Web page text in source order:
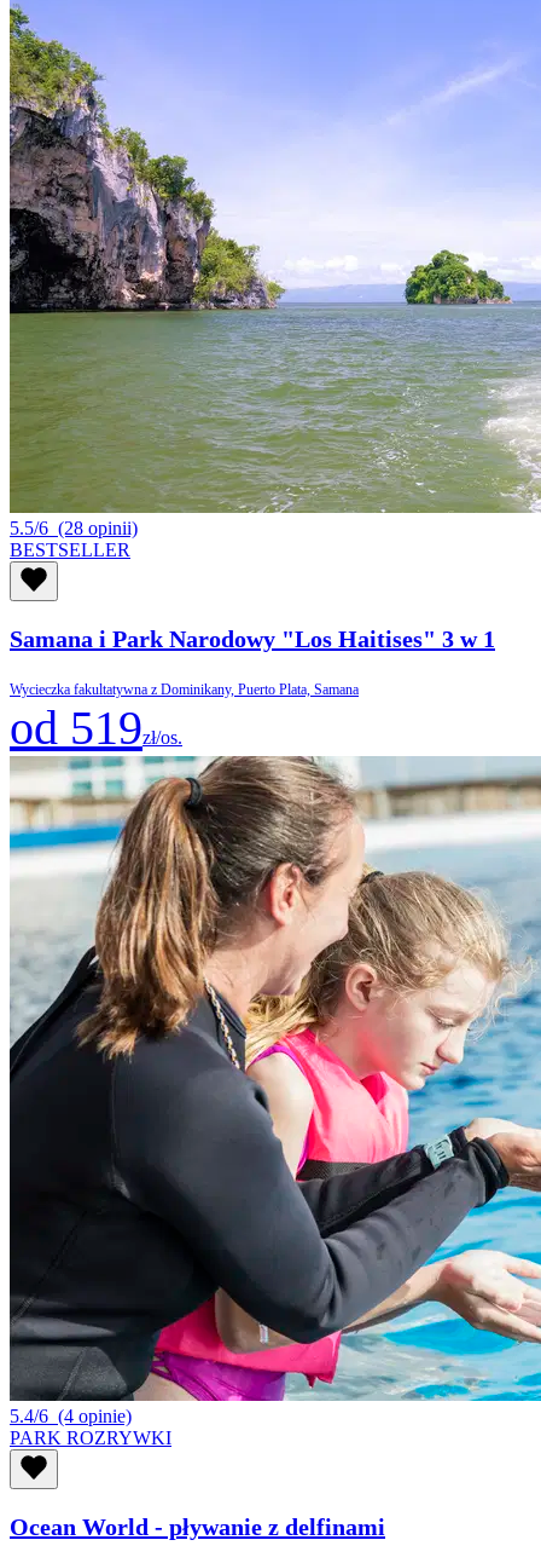
5.5/6 (28 opinii)
BESTSELLER
Samana i Park Narodowy "Los Haitises" 3 w 1
Wycieczka fakultatywna z Dominikany, Puerto Plata, Samana
od 519zł/os.
5.4/6 (4 opinie)
PARK ROZRYWKI
Ocean World - pływanie z delfinami